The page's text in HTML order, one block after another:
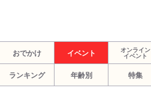
おでかけ イベント
オンライン
イベント
ランキング 年齢別 特集